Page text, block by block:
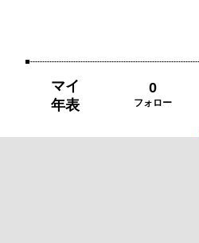
マイ
年表
0
フォロー